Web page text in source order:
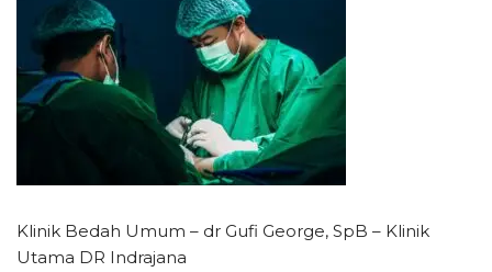
Klinik Bedah Umum – dr Gufi George, SpB – Klinik
Utama DR Indrajana